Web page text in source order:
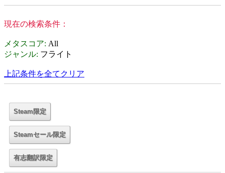
現在の検索条件：
メタスコア: All
ジャンル: フライト
上記条件を全てクリア